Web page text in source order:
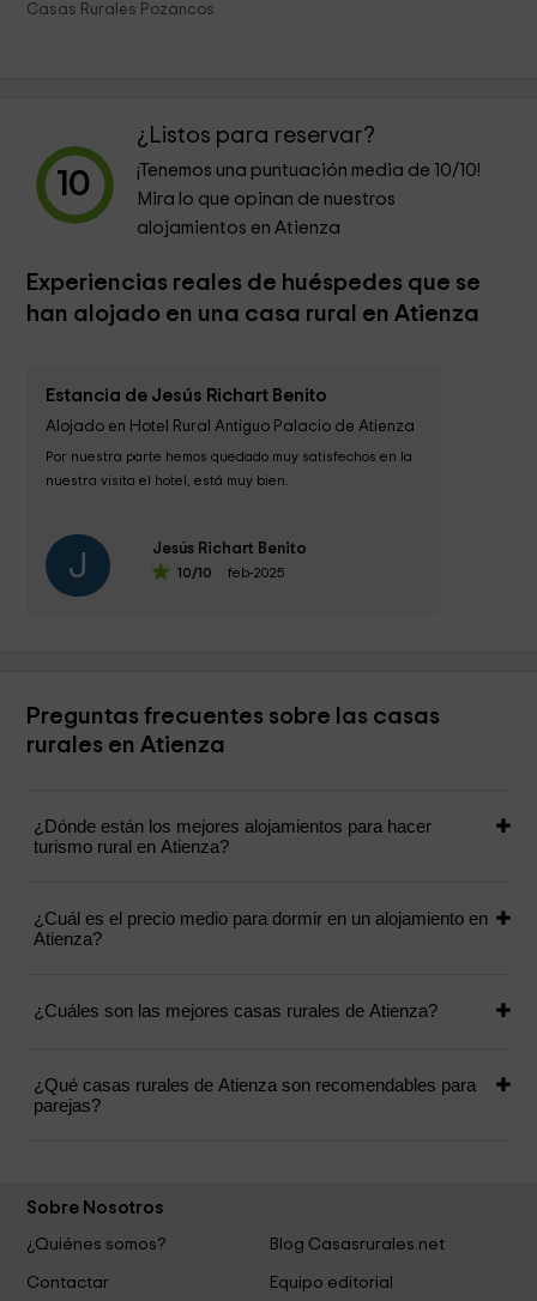
Casas Rurales Pozancos
10
¿Listos para reservar?
¡Tenemos una puntuación media de 10/10!
Mira lo que opinan de nuestros
alojamientos en Atienza
Experiencias reales de huéspedes que se
han alojado en una casa rural en Atienza
Estancia de Jesús Richart Benito
Alojado en Hotel Rural Antiguo Palacio de Atienza
Por nuestra parte hemos quedado muy satisfechos en la
nuestra visita el hotel, está muy bien.
puede disfrutar...
J Jesús Richart Benito
10/10 feb-2025
Preguntas frecuentes sobre las casas
rurales en Atienza
¿Dónde están los mejores alojamientos para hacer
turismo rural en Atienza?
¿Cuál es el precio medio para dormir en un alojamiento en
Atienza?
¿Cuáles son las mejores casas rurales de Atienza?
¿Qué casas rurales de Atienza son recomendables para
parejas?
Sobre Nosotros
¿Quiénes somos?
Blog Casasrurales.net
Contactar Equipo editorial